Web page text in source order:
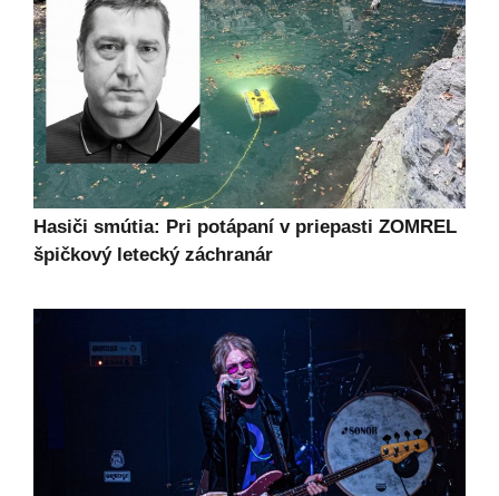
Hasiči smútia: Pri potápaní v priepasti ZOMREL
špičkový letecký záchranár